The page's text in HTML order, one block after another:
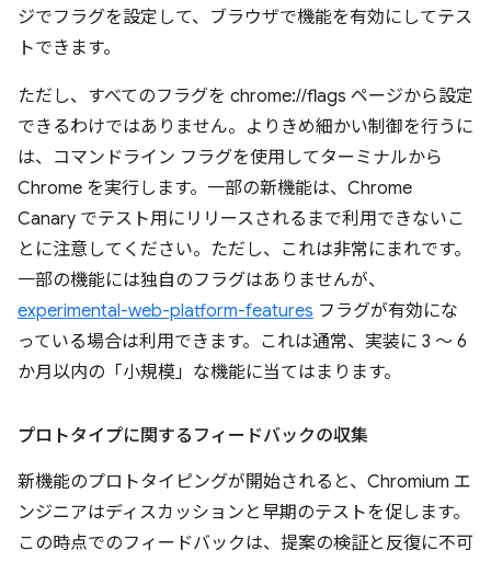
ジでフラグを設定して、ブラウザで機能を有効にしてテス
トできます。
ただし、すべてのフラグを chrome://flags ページから設定
できるわけではありません。よりきめ細かい制御を行うに
は、コマンドライン フラグを使用してターミナルから
Chrome を実行します。一部の新機能は、Chrome
Canary でテスト用にリリースされるまで利用できないこ
とに注意してください。ただし、これは非常にまれです。
一部の機能には独自のフラグはありませんが、
experimental-web-platform-features フラグが有効にな
っている場合は利用できます。これは通常、実装に 3 ～ 6
か月以内の「小規模」な機能に当てはまります。
プロトタイプに関するフィードバックの収集
新機能のプロトタイピングが開始されると、Chromium エ
ンジニアはディスカッションと早期のテストを促します。
この時点でのフィードバックは、提案の検証と反復に不可